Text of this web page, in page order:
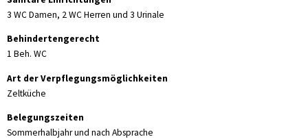
3 WC Damen, 2 WC Herren und 3 Urinale
Behindertengerecht
1 Beh. WC
Art der Verpflegungsmöglichkeiten
Zeltküche
Belegungszeiten
Sommerhalbjahr und nach Absprache